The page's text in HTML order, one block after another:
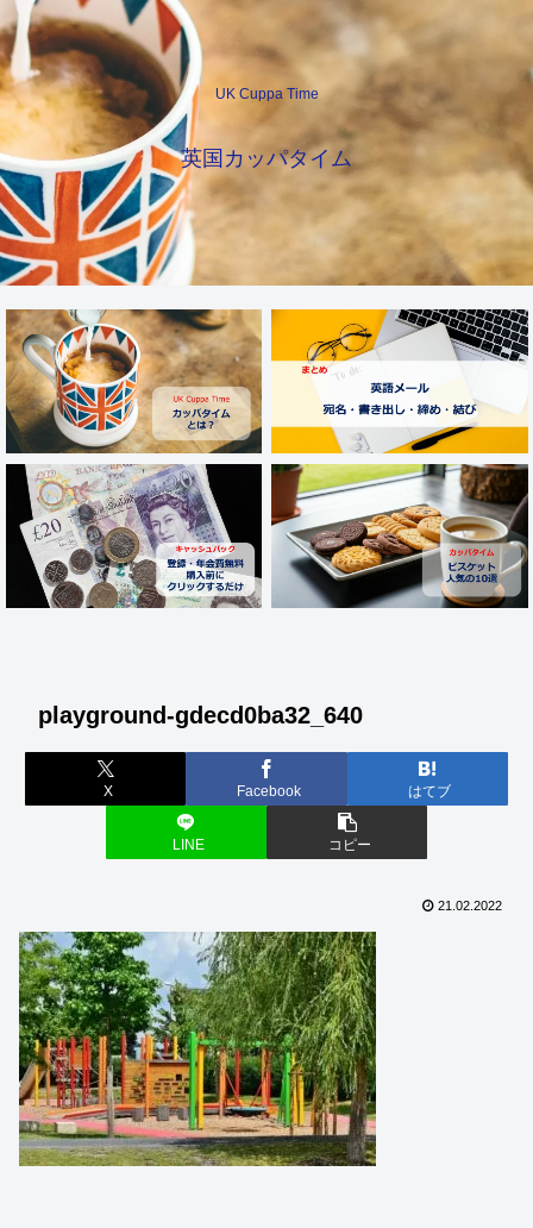
UK Cuppa Time
英国カッパタイム
playground-gdecd0ba32_640
X Facebook はてブ
LINE コピー
21.02.2022